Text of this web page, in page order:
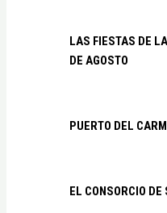
LAS FIESTAS DE
DE AGOSTO
PUERTO DEL
EL CONSORCIO